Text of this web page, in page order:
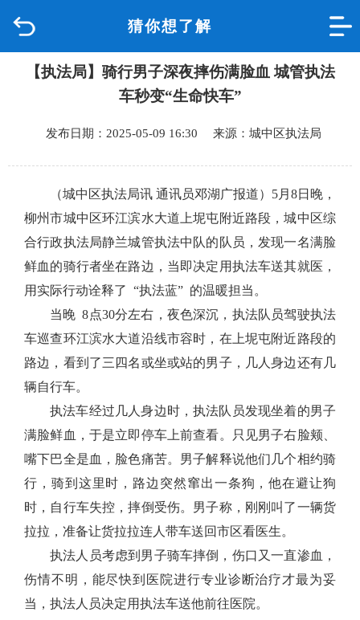
猜你想了解
品质城中
政府信息公开
互动回应
数据专题
【执法局】骑行男子深夜摔伤满脸血 城管执法
车秒变“生命快车”
发布日期：2025-05-09 16:30 来源：城中区执法局
（城中区执法局讯 通讯员邓湖广报道） 5月8日晚，
柳州市城中区环江滨水大道上坭屯附近路段，城中区综
合行政执法局静兰城管执法中队的队员，发现一名满脸
鲜血的骑行者坐在路边，当即决定用执法车送其就医，
用实际行动诠释了 “执法蓝” 的温暖担当。
当晚 8点30分左右，夜色深沉，执法队员驾驶执法
车巡查环江滨水大道沿线市容时，在上坭屯附近路段的
路边，看到了三四名或坐或站的男子，几人身边还有几
辆自行车。
执法车经过几人身边时，执法队员发现坐着的男子
满脸鲜血，于是立即停车上前查看。只见男子右脸颊、
嘴下巴全是血，脸色痛苦。男子解释说他们几个相约骑
行，骑到这里时，路边突然窜出一条狗，他在避让狗
时，自行车失控，摔倒受伤。男子称，刚刚叫了一辆货
拉拉，准备让货拉拉连人带车送回市区看医生。
执法人员考虑到男子骑车摔倒，伤口又一直渗血，
伤情不明，能尽快到医院进行专业诊断治疗才最为妥
当，执法人员决定用执法车送他前往医院。